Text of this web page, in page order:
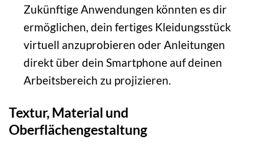
Zukünftige Anwendungen könnten es dir
ermöglichen, dein fertiges Kleidungsstück
virtuell anzuprobieren oder Anleitungen
direkt über dein Smartphone auf deinen
Arbeitsbereich zu projizieren.
Textur, Material und
Oberflächengestaltung